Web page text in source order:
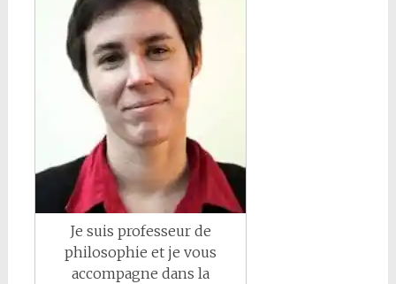
Je suis professeur de
philosophie et je vous
accompagne dans la